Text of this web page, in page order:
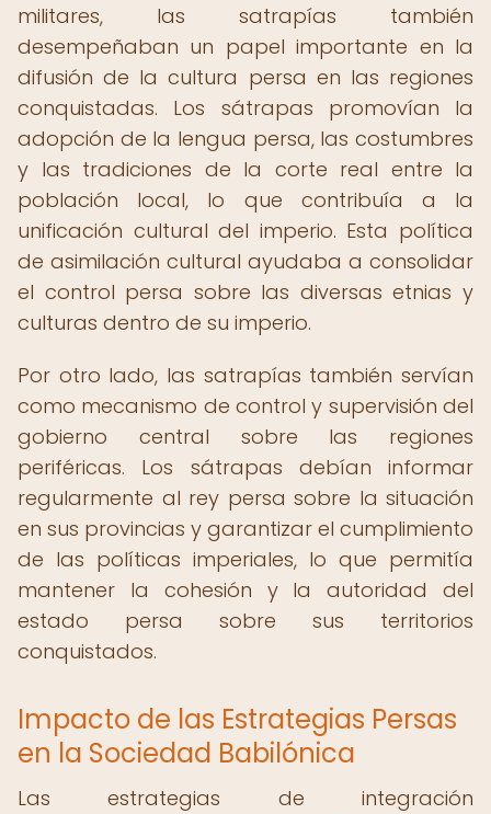
militares, las satrapías también
desempeñaban un papel importante en la
difusión de la cultura persa en las regiones
conquistadas. Los sátrapas promovían la
adopción de la lengua persa, las costumbres
y las tradiciones de la corte real entre la
población local, lo que contribuía a la
unificación cultural del imperio. Esta política
de asimilación cultural ayudaba a consolidar
el control persa sobre las diversas etnias y
culturas dentro de su imperio.
Por otro lado, las satrapías también servían
como mecanismo de control y supervisión del
gobierno central sobre las regiones
periféricas. Los sátrapas debían informar
regularmente al rey persa sobre la situación
en sus provincias y garantizar el cumplimiento
de las políticas imperiales, lo que permitía
mantener la cohesión y la autoridad del
estado persa sobre sus territorios
conquistados.
Impacto de las Estrategias Persas
en la Sociedad Babilónica
Las estrategias de integración